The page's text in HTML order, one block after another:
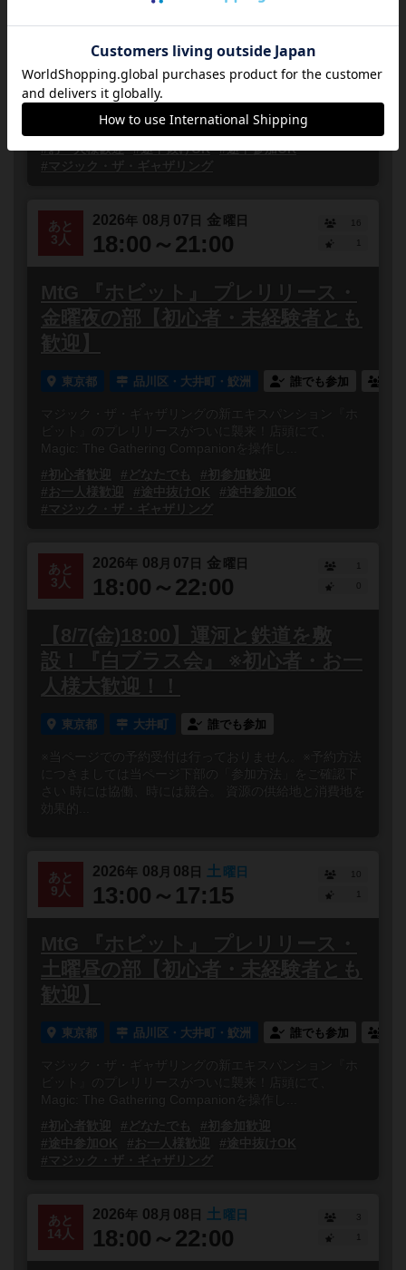
マジック・ザ・ギャザリングの新エキスパンション『ホ
ビット』のプレリリースがついに襲来！店頭にて、
Magic: The Gathering Companionを操作し...
#お一人様歓迎
#途中抜けOK
#途中参加OK
#マジック・ザ・ギャザリング
あと
3人
2026年 08 月 07 日 金曜日
18:00～21:00
16
1
MtG 『ホビット』 プレリリース・
金曜夜の部【初心者・未経験者とも
歓迎】
東京都 品川区・大井町・鮫洲 誰でも参加
マジック・ザ・ギャザリングの新エキスパンション『ホ
ビット』のプレリリースがついに襲来！店頭にて、
Magic: The Gathering Companionを操作し...
#初心者歓迎
#どなたでも
#初参加歓迎
#お一人様歓迎
#途中抜けOK
#途中参加OK
#マジック・ザ・ギャザリング
あと
3人
2026年 08 月 07 日 金曜日
18:00～22:00
1
【8/7(金)18:00】運河と鉄道を敷
設！『白ブラス会』 ※初心者・お一
人様大歓迎！！
東京都 大井町 誰でも参加
※当ページでの予約受付は行っておりません。※予約方法
につきましては当ページ下部の「参加方法」をご確認下
さい 時には協働、時には競合。 資源の供給地と消費地を
効果的...
あと
9人
2026年 08 月 08 日 土 曜日
13:00～17:15
10
1
MtG 『ホビット』 プレリリース・
土曜昼の部【初心者・未経験者とも
歓迎】
東京都 品川区・大井町・鮫洲 誰でも参加
マジック・ザ・ギャザリングの新エキスパンション『ホ
ビット』のプレリリースがついに襲来！店頭にて、
Magic: The Gathering Companionを操作し...
#初心者歓迎
#どなたでも
#初参加歓迎
#途中参加OK
#お一人様歓迎
#途中抜けOK
#マジック・ザ・ギャザリング
あと
14人
2026年 08 月 08 日 土 曜日
18:00～22:00
3
1